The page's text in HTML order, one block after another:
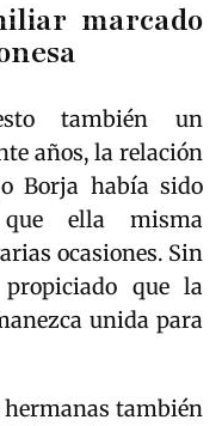
marcado
también un
años, la relación
Borja había sido
ella misma
ocasiones. Sin
que la
unida para
hermanas también